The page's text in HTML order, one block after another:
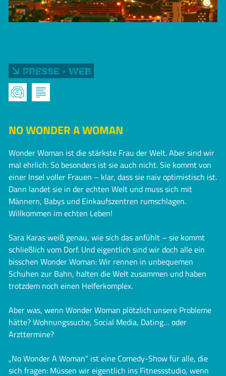
Presse • Web
NO WONDER A WOMAN
Wonder Woman ist die stärkste Frau der Welt. Aber sind wir
mal ehrlich: So besonders ist sie auch nicht. Sie kommt von
einer Insel voller Frauen – klar, dass sie naiv optimistisch ist.
Dann landet sie in der echten Welt und muss sich mit
Männern, Babys und Einkaufszentren rumschlagen.
Willkommen im echten Leben!
Sara Karas weiß genau, wie sich das anfühlt – sie kommt
schließlich vom Dorf. Und eigentlich sind wir doch alle ein
bisschen Wonder Woman: Wir rennen in unbequemen
Schuhen zur Bahn, halten die Welt zusammen und haben
trotzdem noch einen Helferkomplex.
Aber was, wenn Wonder Woman plötzlich unsere Probleme
hätte? Wohnungssuche, Social Media, Dating… oder
Arzttermine?
„No Wonder A Woman“ ist eine Comedy-Show für alle, die
sich fragen: Müssen wir eigentlich ins Fitnessstudio, wenn